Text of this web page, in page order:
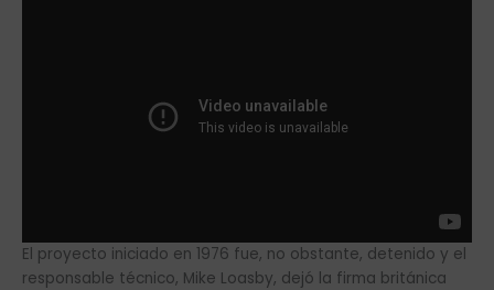
El proyecto iniciado en 1976 fue, no obstante, detenido y el
responsable técnico, Mike Loasby, dejó la firma británica